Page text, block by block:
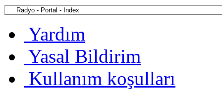
Yardım
Yasal Bildirim
Kullanım koşulları